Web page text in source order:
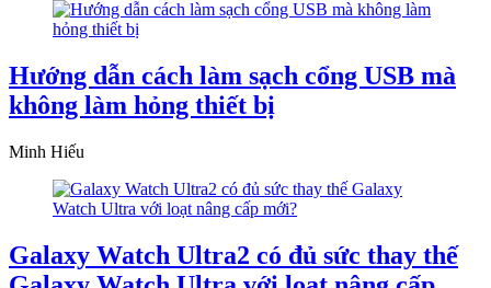
Hướng dẫn cách làm sạch cổng USB mà
không làm hỏng thiết bị
Minh Hiếu
Galaxy Watch Ultra2 có đủ sức thay thế